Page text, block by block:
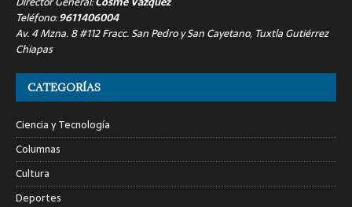
Teléfono:9611406004
Av. 4 Mzna. 8 #112 Fracc. San Pedro y San Cayetano, Tuxtla Gutiérrez
Chiapas
CATEGORÍAS
Ciencia y Tecnología
Columnas
Cultura
Deportes